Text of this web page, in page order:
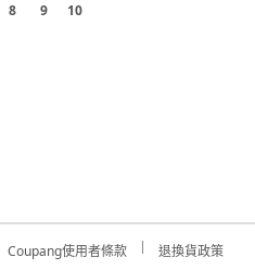
8 9 10
Coupang使用者條款
退換貨政策